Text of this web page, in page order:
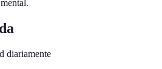
diariamente